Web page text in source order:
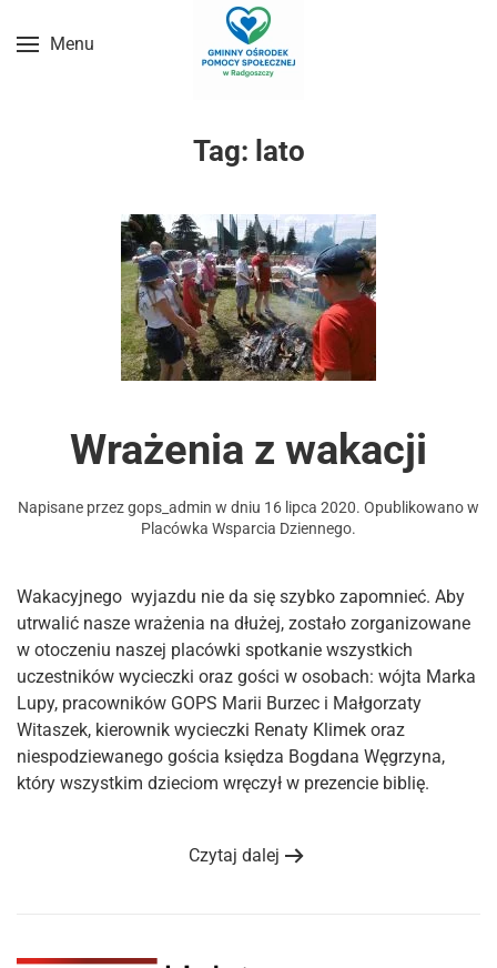
Przejdź do treści głównej
Menu
Tag: lato
Wrażenia z wakacji
Napisane przezgops_admin w dniu 16 lipca 2020. Opublikowano w
Placówka Wsparcia Dziennego.
Wakacyjnego wyjazdu nie da się szybko zapomnieć. Aby
utrwalić nasze wrażenia na dłużej, zostało zorganizowane
w otoczeniu naszej placówki spotkanie wszystkich
uczestników wycieczki oraz gości w osobach: wójta Marka
Lupy, pracowników GOPS Marii Burzec i Małgorzaty
Witaszek, kierownik wycieczki Renaty Klimek oraz
niespodziewanego gościa księdza Bogdana Węgrzyna,
który wszystkim dzieciom wręczył w prezencie biblię.
Czytaj dalej